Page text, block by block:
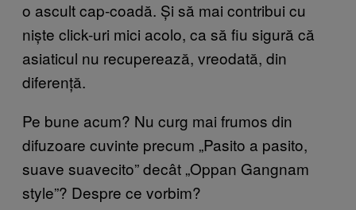
o ascult cap-coadă. Și să mai contribui cu
niște click-uri mici acolo, ca să fiu sigură că
asiaticul nu recuperează, vreodată, din
diferență.
Pe bune acum? Nu curg mai frumos din
difuzoare cuvinte precum „Pasito a pasito,
suave suavecito” decât „Oppan Gangnam
style”? Despre ce vorbim?